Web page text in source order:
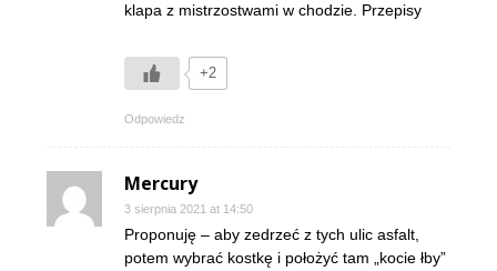
klapa z mistrzostwami w chodzie. Przepisy
+2
Odpowiedz
Mercury
3 sierpnia 2021 at 14:50
Proponuję – aby zedrzeć z tych ulic asfalt,
potem wybrać kostkę i położyć tam „kocie łby”